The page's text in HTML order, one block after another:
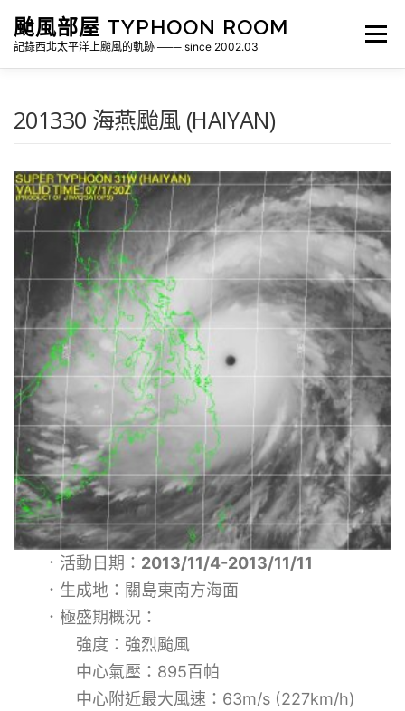
颱風部屋 TYPHOON ROOM
記錄西北太平洋上颱風的軌跡 ─── since 2002.03
選單
各地瞬間風速紀錄 侵台颱風新聞剪報 氣象相關資源
201330 海燕颱風 (HAIYAN)
．活動日期： 2013/11/4-2013/11/11
．生成地：關島東南方海面
．極盛期概況：
強度：強烈颱風
中心氣壓：895百帕
中心附近最大風速：63m/s (227km/h)